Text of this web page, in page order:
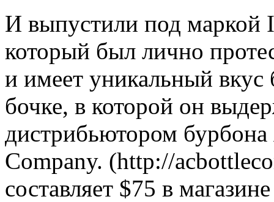
И выпустили под маркой
который был лично
и имеет уникальный вкус
бочке, в которой он
дистрибьютором
Company. (http://
составляет $75 в